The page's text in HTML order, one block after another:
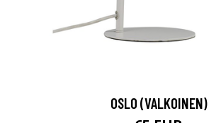
OSLO (VALKOINEN)